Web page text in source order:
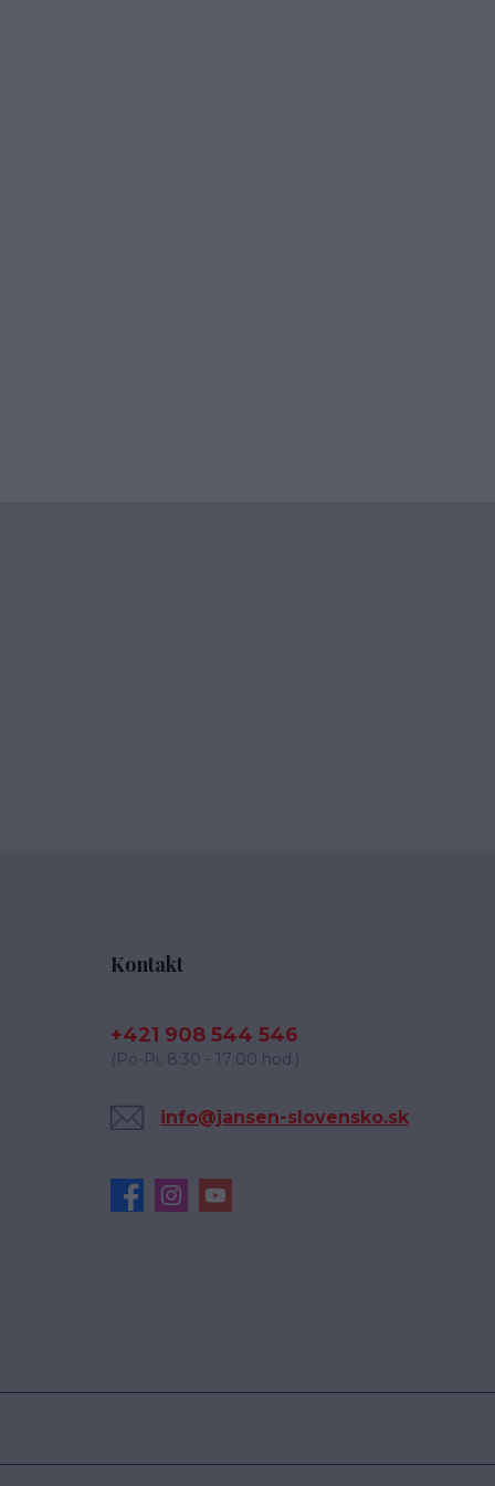
Kontakt
+421 908 544 546
(Po-Pi, 8:30 - 17:00 hod.)
info@jansen-slovensko.sk